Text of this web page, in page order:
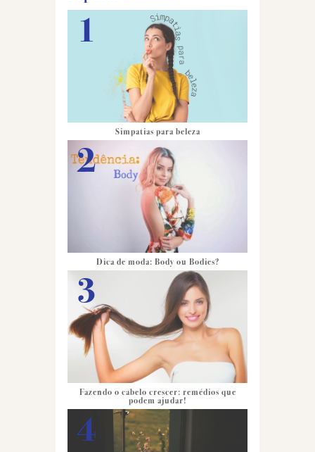
Simpatias para beleza
Dica de moda: Body ou Bodies?
Fazendo o cabelo crescer: remédios que
podem ajudar!